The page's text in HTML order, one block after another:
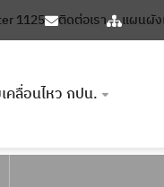
1125 ติดต่อเรา แผนผัง
คลื่อนไหว กปน.